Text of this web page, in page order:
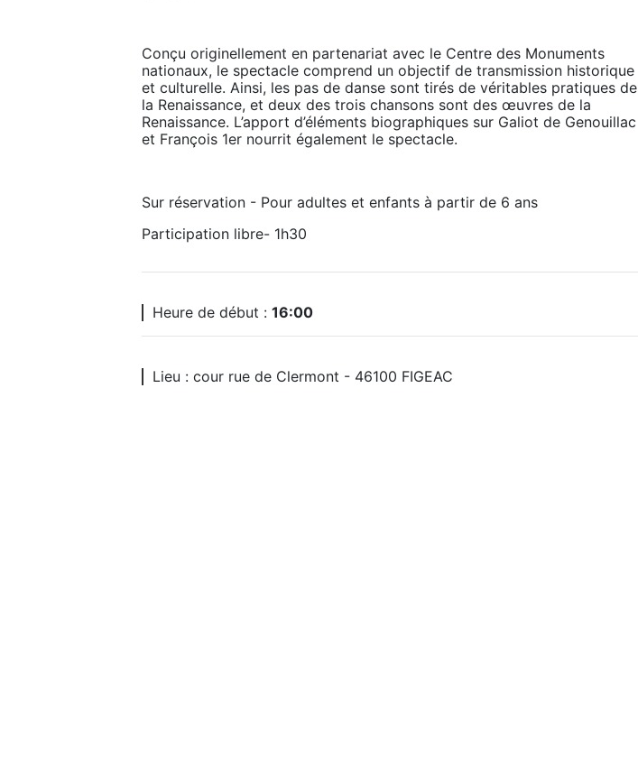
Conçu originellement en partenariat avec le Centre des Monuments
nationaux, le spectacle comprend un objectif de transmission historique
et culturelle. Ainsi, les pas de danse sont tirés de véritables pratiques de
la Renaissance, et deux des trois chansons sont des œuvres de la
Renaissance. L’apport d’éléments biographiques sur Galiot de Genouillac
et François 1er nourrit également le spectacle.
Sur réservation - Pour adultes et enfants à partir de 6 ans
Participation libre- 1h30
Heure de début : 16:00
Lieu : cour rue de Clermont - 46100 FIGEAC